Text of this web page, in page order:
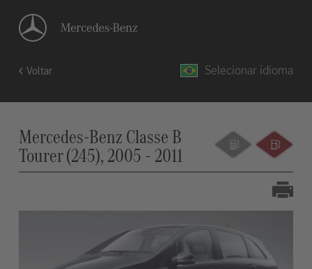
Voltar Selecionar idioma
Mercedes-Benz Classe B
Tourer (245), 2005 - 2011